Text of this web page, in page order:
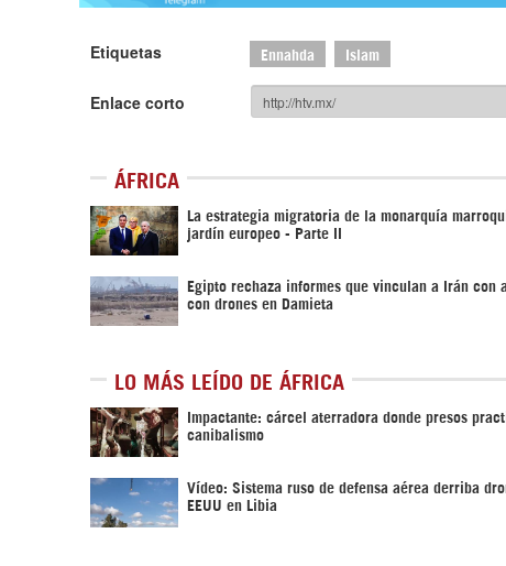
Etiquetas Ennahda Islam
Enlace corto
ÁFRICA
La estrategia migratoria de la monarquía
jardín europeo - Parte II
Egipto rechaza informes que vinculan a Irán con
con drones en Damieta
LO MÁS LEÍDO DE ÁFRICA
Impactante: cárcel aterradora donde presos
canibalismo
Vídeo: Sistema ruso de defensa aérea derriba
EEUU en Libia